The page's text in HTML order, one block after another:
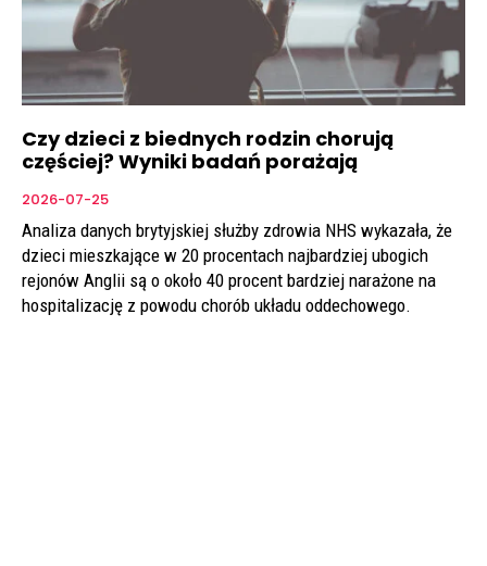
Czy dzieci z biednych rodzin chorują
częściej? Wyniki badań porażają
2026-07-25
Analiza danych brytyjskiej służby zdrowia NHS wykazała, że
dzieci mieszkające w 20 procentach najbardziej ubogich
rejonów Anglii są o około 40 procent bardziej narażone na
hospitalizację z powodu chorób układu oddechowego.